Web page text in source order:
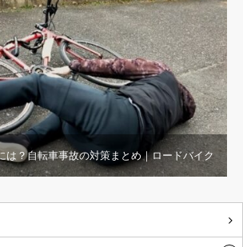
は？自転車事故の対策まとめ｜ロードバイク